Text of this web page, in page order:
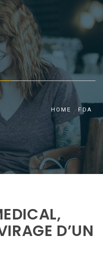
HOME FDA
D’UN